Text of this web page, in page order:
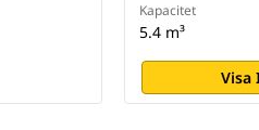
Kapacitet
5.4 m³
Visa